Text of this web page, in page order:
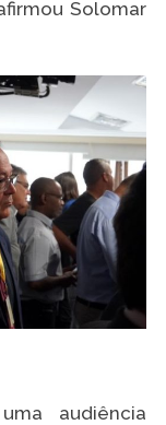
Solomar
audiência